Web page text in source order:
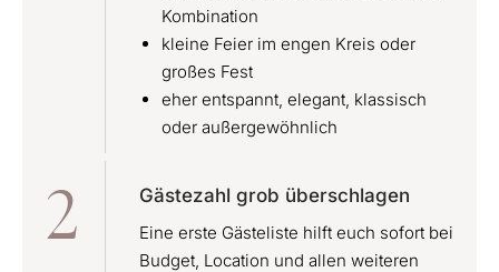
Kombination
kleine Feier im engen Kreis oder
großes Fest
eher entspannt, elegant, klassisch
oder außergewöhnlich
2 Gästezahl grob überschlagen
Eine erste Gästeliste hilft euch sofort bei
Budget, Location und allen weiteren